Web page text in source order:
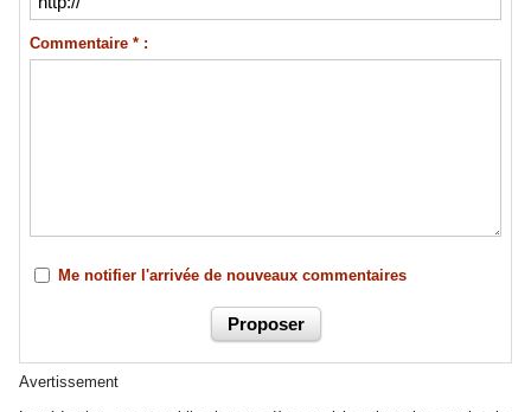
Commentaire * :
Me notifier l'arrivée de nouveaux commentaires
Avertissement